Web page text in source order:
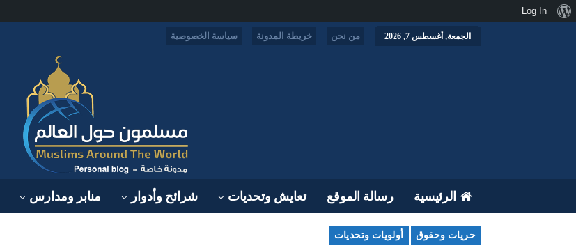
الجمعة, أغسطس 7, 2026 من نحن خريطة المدونة سياسة الخصوصية
الرئيسية رسالة الموقع تعايش وتحديات شرائح وأدوار منابر ومدارس
حريات وحقوق أولويات وتحديات
نبذةLog In